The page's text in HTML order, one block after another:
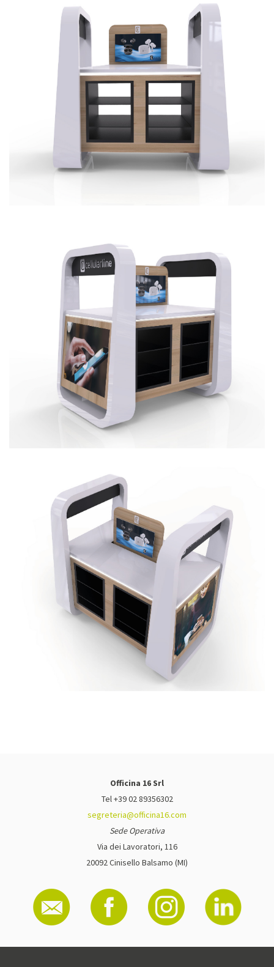
Officina 16 Srl
Tel +39 02 89356302
segreteria@officina16.com
Sede Operativa
Via dei Lavoratori, 116
20092 Cinisello Balsamo (MI)